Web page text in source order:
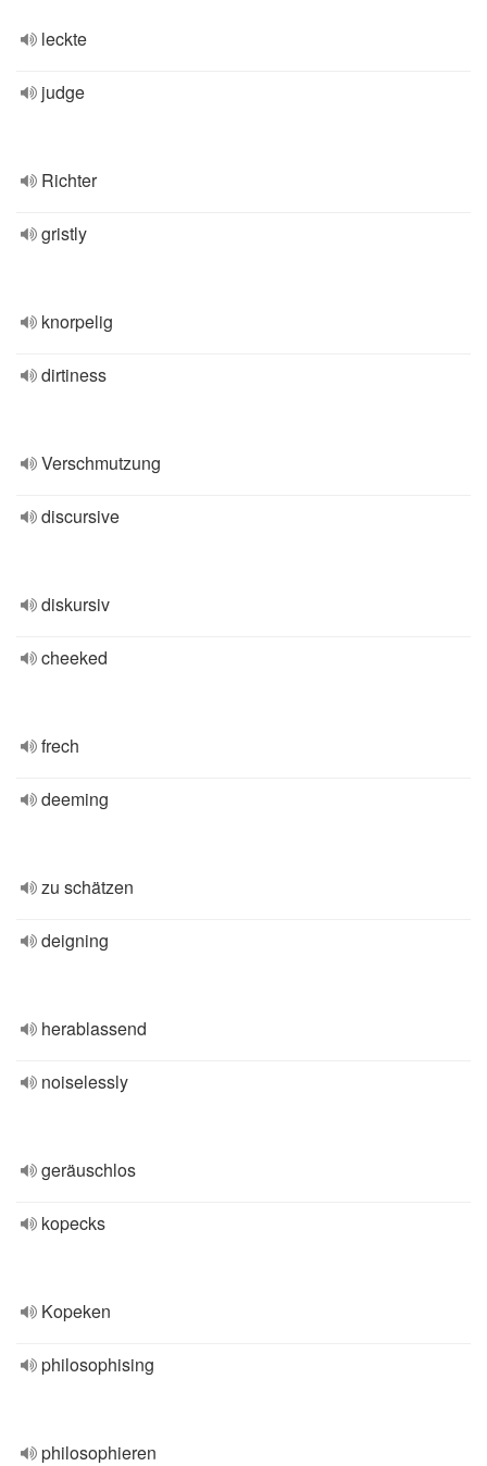
leckte
judge
Richter
gristly
knorpelig
dirtiness
Verschmutzung
discursive
diskursiv
cheeked
frech
deeming
zu schätzen
deigning
herablassend
noiselessly
geräuschlos
kopecks
Kopeken
philosophising
philosophieren